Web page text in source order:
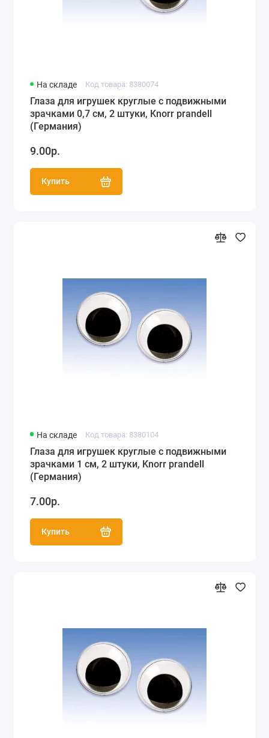
На складе Код товара: 8380074
Глаза для игрушек круглые с подвижными
зрачками 0,7 см, 2 штуки, Knorr prandell
(Германия)
9.00р.
Купить
На складе Код товара: 8380104
Глаза для игрушек круглые с подвижными
зрачками 1 см, 2 штуки, Knorr prandell
(Германия)
7.00р.
Купить